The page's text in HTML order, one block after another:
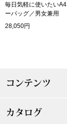
ルメールオマージ
ランド
毎日気軽に使いたい
ーバッグ／男女兼用
28,050円
コンテンツ
カタログ